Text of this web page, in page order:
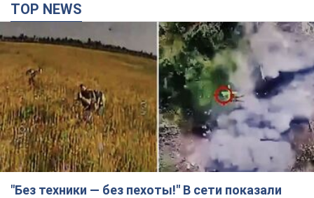
TOP NEWS
"Без техники — без пехоты!" В сети показали